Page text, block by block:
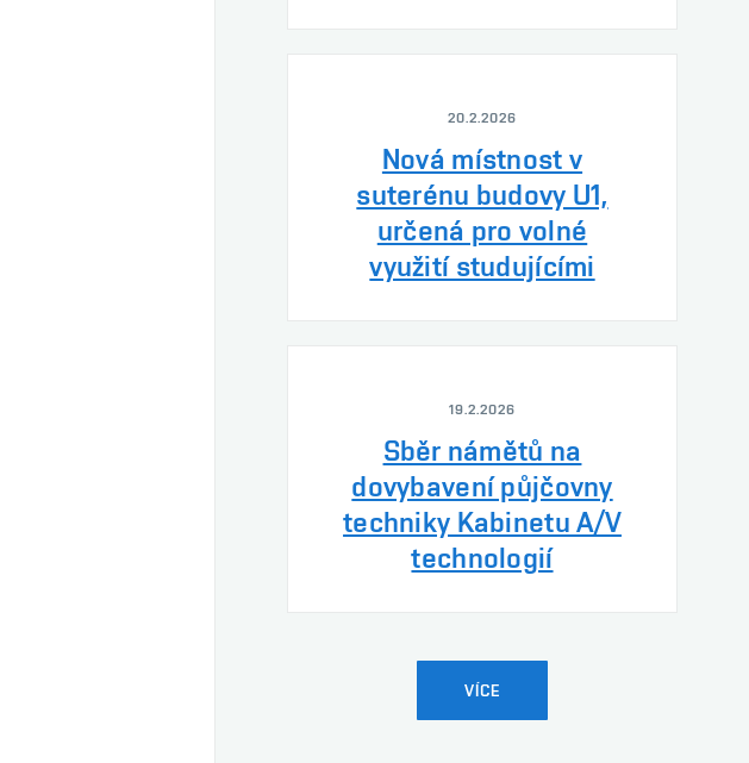
20.2.2026
Nová místnost v
suterénu budovy U1,
určená pro volné
využití studujícími
19.2.2026
Sběr námětů na
dovybavení půjčovny
techniky Kabinetu A/V
technologií
VÍCE